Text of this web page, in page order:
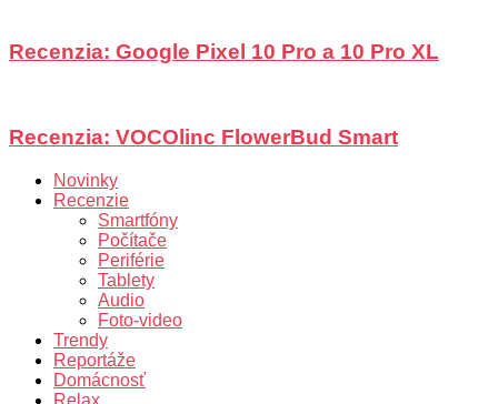
Recenzia: Google Pixel 10 Pro a 10 Pro XL
Recenzia: VOCOlinc FlowerBud Smart
Novinky
Recenzie
Smartfóny
Počítače
Periférie
Tablety
Audio
Foto-video
Trendy
Reportáže
Domácnosť
Relax